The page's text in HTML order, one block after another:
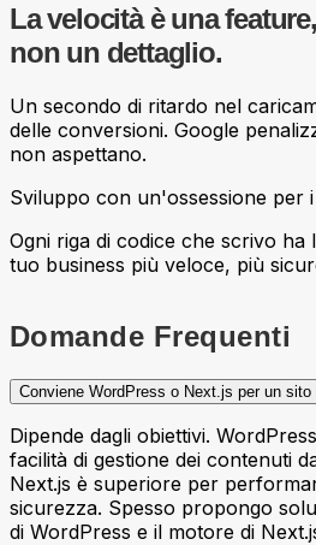
La velocità è una feature,
non un dettaglio.
Un secondo di ritardo nel
delle conversioni. Google
non aspettano.
Sviluppo con un'ossessione per
Ogni riga di codice che scrivo
tuo business più veloce, più
Domande Frequenti
Conviene WordPress o Next.js per un sito
Dipende dagli obiettivi.
facilità di gestione dei contenuti
Next.js è superiore per
sicurezza. Spesso propongo
di WordPress e il motore di